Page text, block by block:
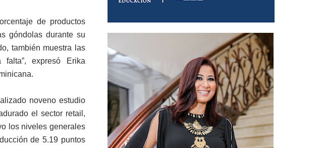
de productos
góndolas durante su
también muestra las
expresó Erika
noveno estudio
el sector retail,
los niveles generales
de 5.19 puntos